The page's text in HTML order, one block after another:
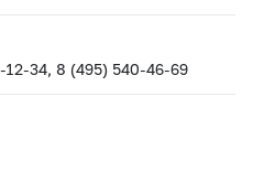
34, 8 (495) 540-46-69